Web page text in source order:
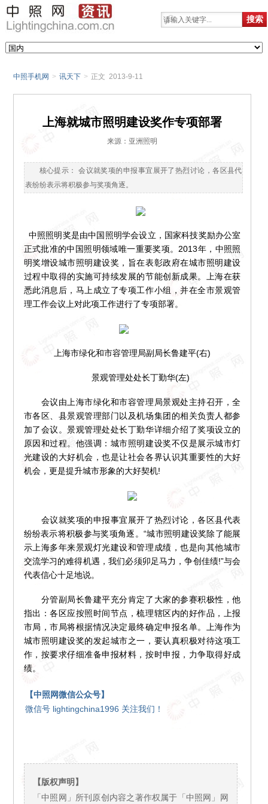
中照手机网 > 讯天下 > 正文 2013-9-11
上海就城市照明建设奖作专项部署
来源：亚洲照明
核心提示： 会议就奖项的申报事宜展开了热烈讨论，各区县代
表纷纷表示将积极参与奖项角逐。
中照照明奖是由中国照明学会设立，国家科技奖励办公室
正式批准的中国照明领域唯一重要奖项。2013年，中照照
明奖增设城市照明建设奖，旨在表彰政府在城市照明建设
过程中取得的实施可持续发展的节能创新成果。上海在获
悉此消息后，马上成立了专项工作小组，并在全市景观管
理工作会议上对此项工作进行了专项部署。
上海市绿化和市容管理局副局长鲁建平(右)
景观管理处处长丁勤华(左)
会议由上海市绿化和市容管理局景观处主持召开，全
市各区、县景观管理部门以及机场集团的相关负责人都参
加了会议。景观管理处处长丁勤华详细介绍了奖项设立的
原因和过程。他强调：城市照明建设奖不仅是展示城市灯
光建设的大好机会，也是让社会各界认识其重要性的大好
机会，更是提升城市形象的大好契机!
会议就奖项的申报事宜展开了热烈讨论，各区县代表
纷纷表示将积极参与奖项角逐。“城市照明建设奖除了能展
示上海多年来景观灯光建设和管理成绩，也是向其他城市
交流学习的难得机遇，我们必须卯足马力，争创佳绩!”与会
代表信心十足地说。
分管副局长鲁建平充分肯定了大家的参赛积极性，他
指出：各区应按照时间节点，梳理辖区内的好作品，上报
市局，市局将根据情况决定最终确定申报名单。上海作为
城市照明建设奖的发起城市之一，要认真积极对待这项工
作，按要求仔细准备申报材料，按时申报，力争取得好成
绩。
【中照网微信公众号】
微信号 lightingchina1996 关注我们！
【版权声明】
「中照网」所刊原创内容之著作权属于「中照网」网